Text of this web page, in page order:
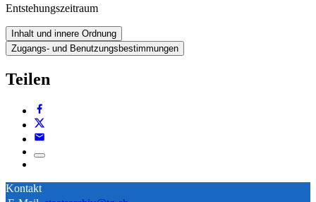
Entstehungszeitraum
Inhalt und innere Ordnung
Zugangs- und Benutzungsbestimmungen
Teilen
Kontakt